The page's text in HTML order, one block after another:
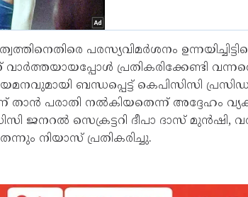
പരസ്യവിമര്‍ശനം
പ്രതികരിക്കേണ്ടി
ബന്ധപ്പെട്ട് കെപിസിസി
താന്‍ പരാതി നല്‍കിയതെന്ന് അദ്ദേഹം
ജനറല്‍ സെക്രട്ടറി ദീപാ ദാസ് മുന്‍ഷി,
നിയാസ് പ്രതികരിച്ചു.